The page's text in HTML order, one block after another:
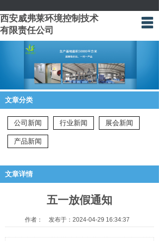
西安威弗莱环境控制技术
有限责任公司
网站首页
关于我们
产品中心
应用案例
新闻动态
联系我们
文章分类
公司新闻 行业新闻 展会新闻
产品新闻
文章详情
五一放假通知
作者： 发布于：2024-04-29 16:34:37